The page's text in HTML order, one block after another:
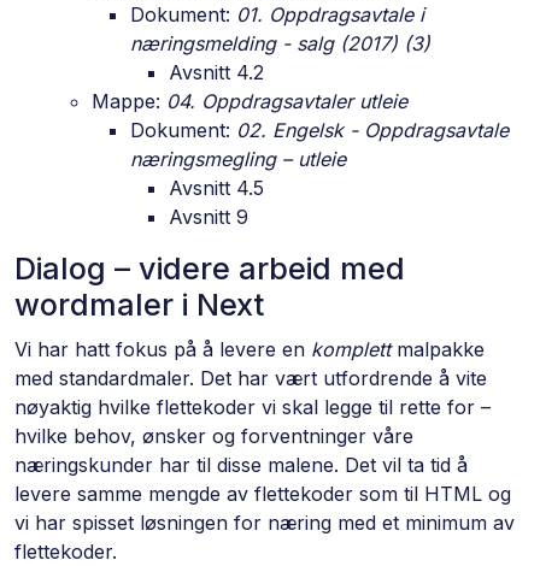
Dokument: 01. Oppdragsavtale i
næringsmelding - salg (2017) (3)
Avsnitt 4.2
Mappe: 04. Oppdragsavtaler utleie
Dokument: 02. Engelsk - Oppdragsavtale
næringsmegling – utleie
Avsnitt 4.5
Avsnitt 9
Dialog – videre arbeid med
wordmaler i Next
Vi har hatt fokus på å levere en komplettmalpakke
med standardmaler. Det har vært utfordrende å vite
nøyaktig hvilke flettekoder vi skal legge til rette for –
hvilke behov, ønsker og forventninger våre
næringskunder har til disse malene. Det vil ta tid å
levere samme mengde av flettekoder som til HTML og
vi har spisset løsningen for næring med et minimum av
flettekoder.